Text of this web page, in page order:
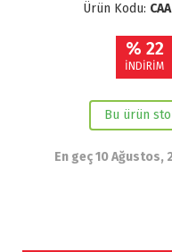
Ürün Kodu:
% 22
İNDİRİM
Bu ürün
En geç 10